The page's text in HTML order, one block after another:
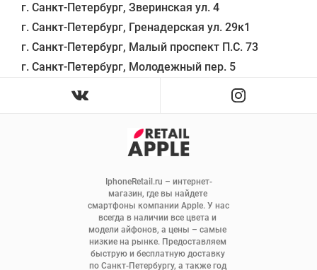
IphoneRetail.ru – интернет-
магазин, где вы найдете
смартфоны компании Apple. У нас
всегда в наличии все цвета и
модели айфонов, а цены – самые
низкие на рынке. Предоставляем
быструю и бесплатную доставку
по Санкт-Петербургу, а также год
г. Санкт-Петербург, Зверинская ул. 4
г. Санкт-Петербург, Гренадерская ул. 29к1
г. Санкт-Петербург, Малый проспект П.С. 73